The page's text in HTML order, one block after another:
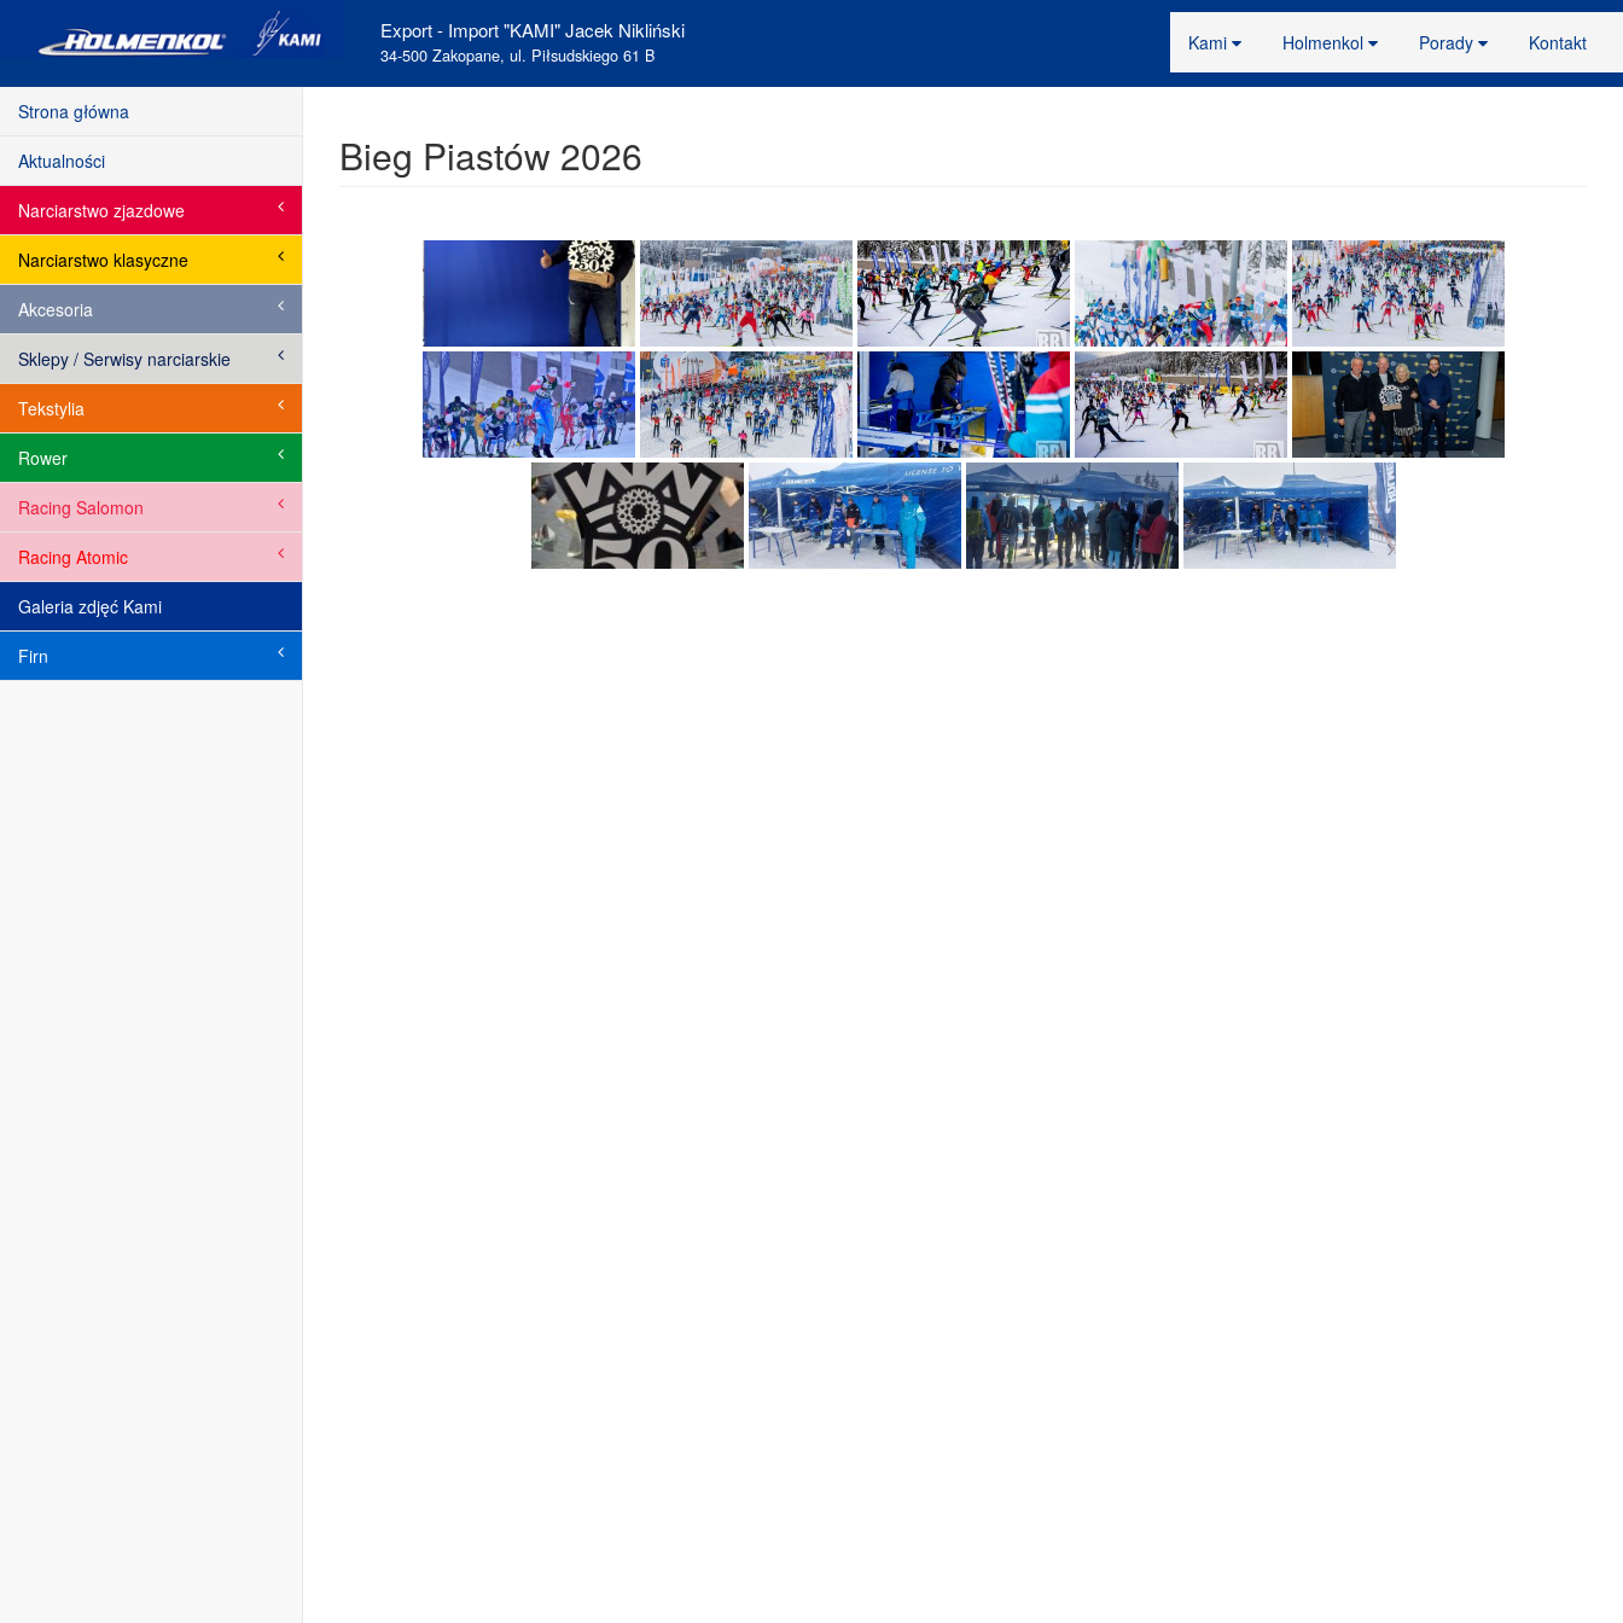
Export - Import "KAMI" Jacek Nikliński
34-500 Zakopane, ul. Piłsudskiego 61 B
Kami Holmenkol Porady Kontakt
Strona główna
Aktualności
Narciarstwo zjazdowe
Narciarstwo klasyczne
Akcesoria
Sklepy / Serwisy narciarskie
Tekstylia
Rower
Racing Salomon
Racing Atomic
Galeria zdjęć Kami
Firn
Bieg Piastów 2026